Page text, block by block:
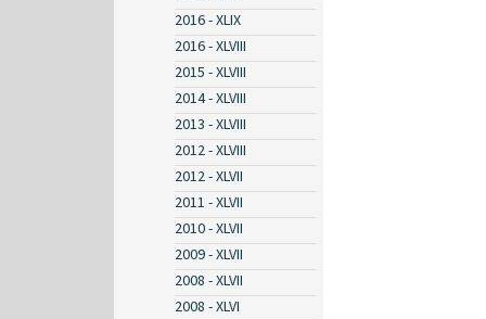
2016 - XLIX
2016 - XLVIII
2015 - XLVIII
2014 - XLVIII
2013 - XLVIII
2012 - XLVIII
2012 - XLVII
2011 - XLVII
2010 - XLVII
2009 - XLVII
2008 - XLVII
2008 - XLVI